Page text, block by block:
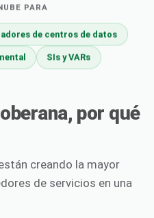
PARA
de centros de datos
SIs y VARs
por qué
creando la mayor
de servicios en una